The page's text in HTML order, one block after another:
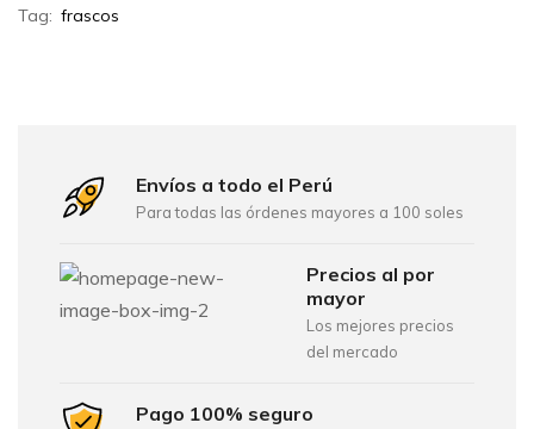
Tag: frascos
Envíos a todo el Perú
Para todas las órdenes mayores a 100 soles
Precios al por
mayor
Los mejores precios
del mercado
Pago 100% seguro